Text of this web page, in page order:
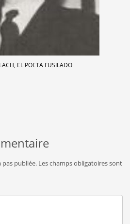
EL POETA FUSILADO
pas publiée. Les champs obligatoires sont